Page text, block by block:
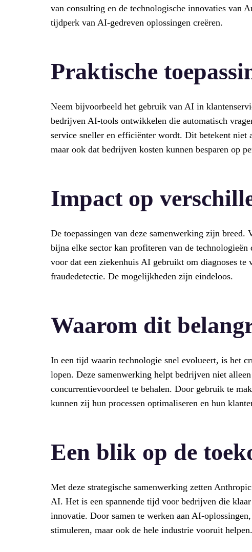
van consulting en de technologische innovaties van
tijdperk van AI-gedreven oplossingen creëren.
Praktische
Neem bijvoorbeeld het gebruik van AI in
bedrijven AI-tools ontwikkelen die automatisch
service sneller en efficiënter wordt. Dit betekent niet
maar ook dat bedrijven kosten kunnen besparen op
Impact op
De toepassingen van deze samenwerking zijn breed.
bijna elke sector kan profiteren van de
voor dat een ziekenhuis AI gebruikt om diagnoses
fraudedetectie. De mogelijkheden zijn eindeloos.
Waarom dit
In een tijd waarin technologie snel evolueert, is het
lopen. Deze samenwerking helpt bedrijven niet
concurrentievoordeel te behalen. Door gebruik te
kunnen zij hun processen optimaliseren en hun
Een blik op de
Met deze strategische samenwerking zetten
AI. Het is een spannende tijd voor bedrijven die
innovatie. Door samen te werken aan AI-
stimuleren, maar ook de hele industrie vooruit helpen.